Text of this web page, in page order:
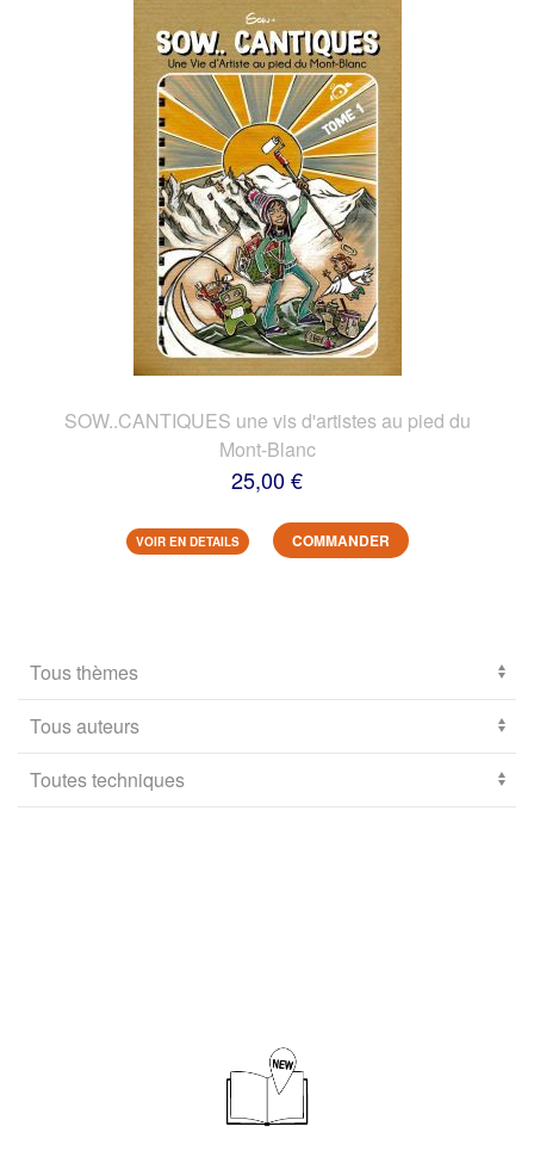
SOW..CANTIQUES une vis d'artistes au pied du
Mont-Blanc
25,00 €
VOIR EN DETAILS COMMANDER